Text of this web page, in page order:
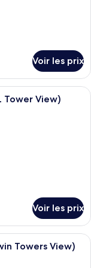
Voir les prix
d’hôtel moderne
Tower View)
Voir les prix
d’hôtel avec un lit,
Towers View)